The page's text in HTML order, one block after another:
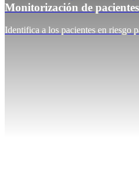
Monitorización de pacientes
Identifica a los pacientes en riesgo